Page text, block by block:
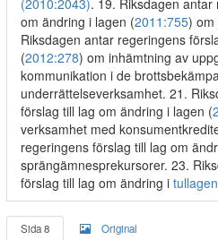
(2010:2043). 19. Riksdagen
om ändring i lagen (2011:755) om
Riksdagen antar regeringens
(2012:278) om inhämtning av
kommunikation i de
underrättelseverksamhet. 21.
förslag till lag om ändring i lagen (
verksamhet med
regeringens förslag till lag om
sprängämnesprekursorer. 23.
förslag till lag om ändring i
Sida 8 Original